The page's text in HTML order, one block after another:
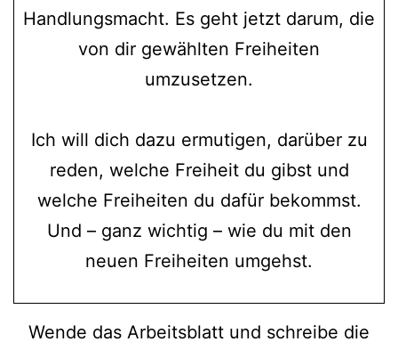
Handlungsmacht. Es geht jetzt darum, die
von dir gewählten Freiheiten
umzusetzen.
Ich will dich dazu ermutigen, darüber zu
reden, welche Freiheit du gibst und
welche Freiheiten du dafür bekommst.
Und – ganz wichtig – wie du mit den
neuen Freiheiten umgehst.
Wende das Arbeitsblatt und schreibe die